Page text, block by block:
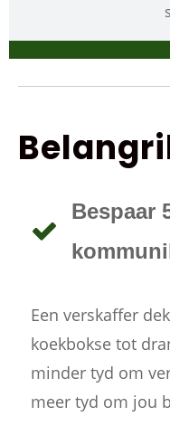
Bespaar
Een verskaffer
koekbokse tot
minder tyd om
meer tyd om jou